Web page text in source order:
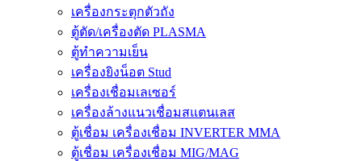
เครื่องกระตุกตัวถัง
ตู้ตัด/เครื่องตัด PLASMA
ตู้ทำความเย็น
เครื่องยิงน็อต Stud
เครื่องเชื่อมเลเซอร์
เครื่องล้างแนวเชื่อมสแตนเลส
ตู้เชื่อม เครื่องเชื่อม INVERTER MMA
ตู้เชื่อม เครื่องเชื่อม MIG/MAG